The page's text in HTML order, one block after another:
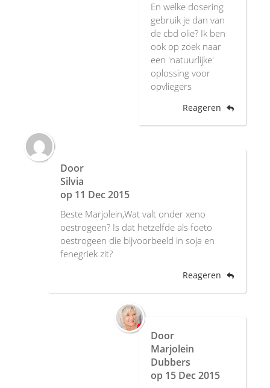
En welke dosering
gebruik je dan van
de cbd olie? Ik ben
ook op zoek naar
een 'natuurlijke'
oplossing voor
opvliegers
Reageren
Door
Silvia
op 11 Dec 2015
Beste Marjolein,Wat valt onder xeno
oestrogeen? Is dat hetzelfde als foeto
oestrogeen die bijvoorbeeld in soja en
fenegriek zit?
Reageren
Door
Marjolein
Dubbers
op 15 Dec 2015